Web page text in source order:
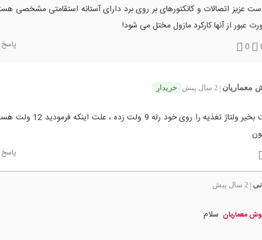
عزیز اتصالات و کانکتورهای بر روی برد دارای آستانه استقامتی مشخصی
عبور از آنها کارکرد مازول مختل می شود!
0
معماریان 2 سال پیش خریدار
سلام وقت بخیر ولتاژ تغذیه را روی خود
2 سال پیش
معماریان سلام